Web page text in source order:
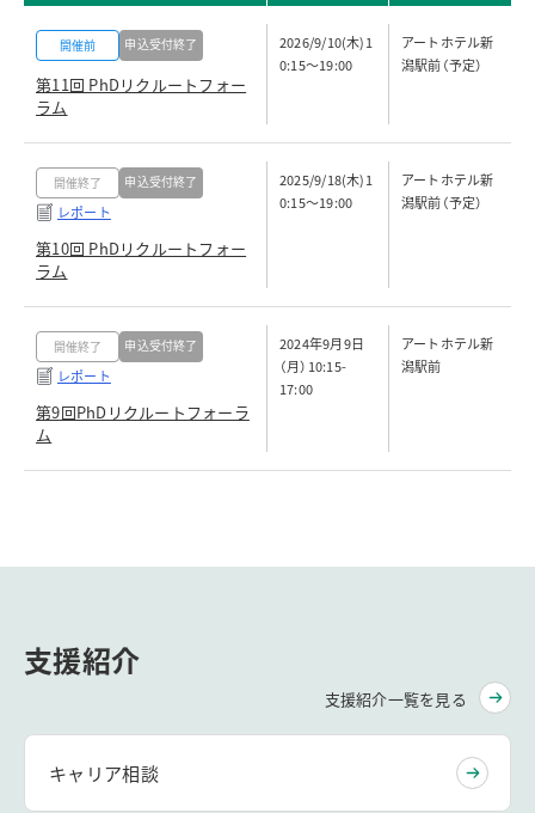
開催前 申込受付終了
第11回 PhDリクルートフォー
ラム
2026/9/10(木)1
0:15～19:00
アートホテル新
潟駅前（予定）
開催終了 申込受付終了
レポート
第10回 PhDリクルートフォー
ラム
2025/9/18(木)1
0:15～19:00
アートホテル新
潟駅前（予定）
開催終了 申込受付終了
レポート
第9回PhDリクルートフォーラ
ム
2024年9月9日
（月）10:15-
17:00
アートホテル新
潟駅前
支援紹介
支援紹介一覧を見る
キャリア相談